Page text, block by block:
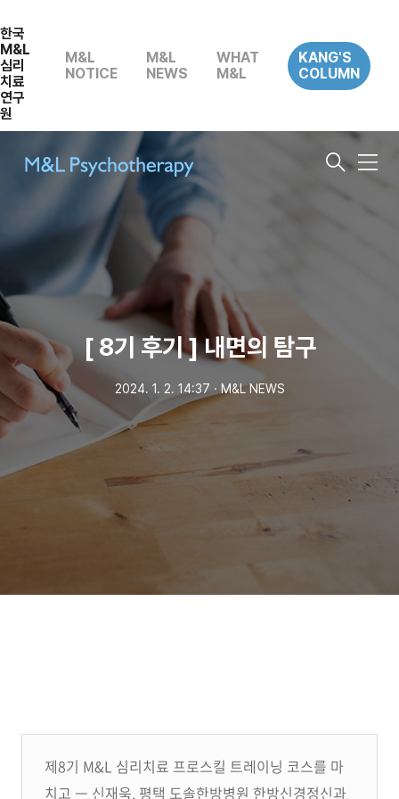
한국
M&L
심리
치료
연구
원
M&L
NOTICE
M&L
NEWS
WHAT
M&L
KANG'S
COLUMN
메
[ 8기 후기 ] 내면의 탐구
2024. 1. 2. 14:37 ㆍ M&L NEWS
제8기 M&L 심리치료 프로스킬 트레이닝 코스를 마
치고 ㅡ 신재욱, 평택 도솔한방병원 한방신경정신과